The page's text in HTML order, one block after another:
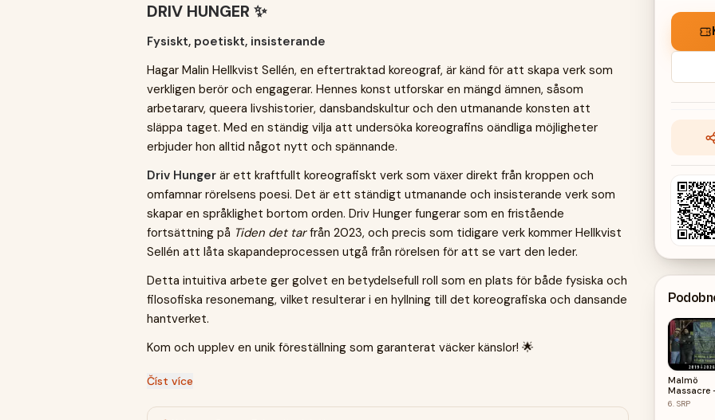
DRIV HUNGER ✨
Fysiskt, poetiskt, insisterande
Hagar Malin Hellkvist Sellén, en eftertraktad koreograf, är känd för att skapa verk som
verkligen berör och engagerar. Hennes konst utforskar en mängd ämnen, såsom
arbetararv, queera livshistorier, dansbandskultur och den utmanande konsten att
släppa taget. Med en ständig vilja att undersöka koreografins oändliga möjligheter
erbjuder hon alltid något nytt och spännande.
Driv Hunger är ett kraftfullt koreografiskt verk som växer direkt från kroppen och
omfamnar rörelsens poesi. Det är ett ständigt utmanande och insisterande verk som
skapar en språklighet bortom orden. Driv Hunger fungerar som en fristående
fortsättning på Tiden det tarfrån 2023, och precis som tidigare verk kommer Hellkvist
Sellén att låta skapandeprocessen utgå från rörelsen för att se vart den leder.
Detta intuitiva arbete ger golvet en betydelsefull roll som en plats för både fysiska och
filosofiska resonemang, vilket resulterar i en hyllning till det koreografiska och dansande
hantverket.
Kom och upplev en unik föreställning som garanterat väcker känslor! 🌟
Číst více
Malmö
Massacre
Second
6. SRP